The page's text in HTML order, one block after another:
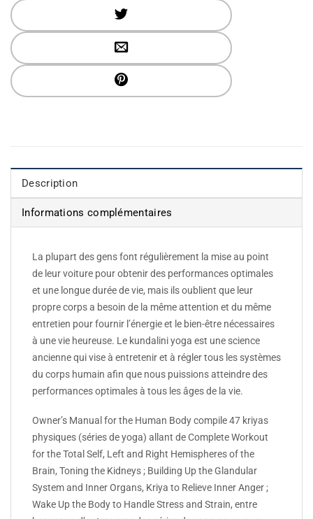
Description
Informations complémentaires
La plupart des gens font régulièrement la mise au point
de leur voiture pour obtenir des performances optimales
et une longue durée de vie, mais ils oublient que leur
propre corps a besoin de la même attention et du même
entretien pour fournir l’énergie et le bien-être nécessaires
à une vie heureuse. Le kundalini yoga est une science
ancienne qui vise à entretenir et à régler tous les systèmes
du corps humain afin que nous puissions atteindre des
performances optimales à tous les âges de la vie.
Owner’s Manual for the Human Body compile 47 kriyas
physiques (séries de yoga) allant de Complete Workout
for the Total Self, Left and Right Hemispheres of the
Brain, Toning the Kidneys ; Building Up the Glandular
System and Inner Organs, Kriya to Relieve Inner Anger ;
Wake Up the Body to Handle Stress and Strain, entre